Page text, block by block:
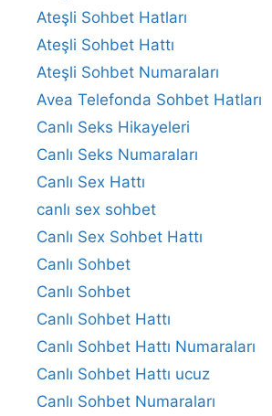
Ateşli Sohbet Hatları
Ateşli Sohbet Hattı
Ateşli Sohbet Numaraları
Avea Telefonda Sohbet Hatları
Canlı Seks Hikayeleri
Canlı Seks Numaraları
Canlı Sex Hattı
canlı sex sohbet
Canlı Sex Sohbet Hattı
Canlı Sohbet
Canlı Sohbet
Canlı Sohbet Hattı
Canlı Sohbet Hattı Numaraları
Canlı Sohbet Hattı ucuz
Canlı Sohbet Numaraları